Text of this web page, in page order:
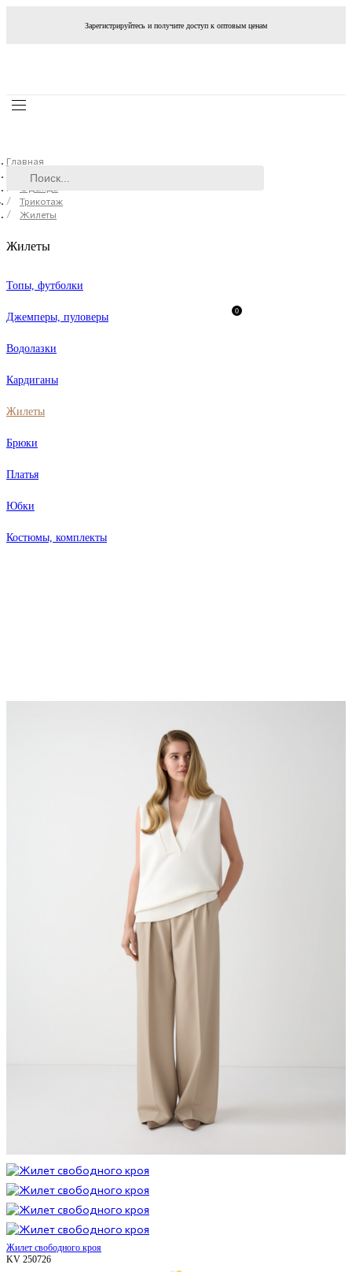
Зарегистрируйтесь и получите доступ к оптовым ценам
0
Главная
Каталог
Трикотаж
Жилеты
Жилеты
Топы, футболки
Джемперы, пуловеры
Водолазки
Кардиганы
Жилеты
Брюки
Платья
Юбки
Костюмы, комплекты
Жилет свободного кроя
KV 250726